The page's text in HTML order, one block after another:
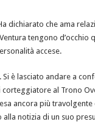
dichiarato che ama
tengono d’occhio
accese.
è lasciato andare a
al Trono
ancora più
notizia di un suo